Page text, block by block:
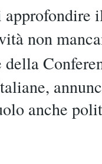
non
della
anche